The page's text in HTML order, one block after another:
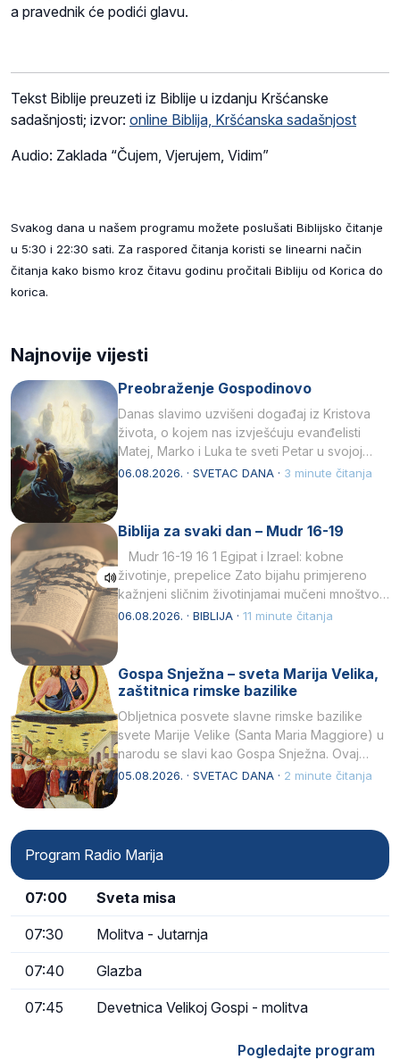
a pravednik će podići glavu.
Tekst Biblije preuzeti iz Biblije u izdanju Kršćanske
sadašnjosti; izvor: online Biblija, Kršćanska sadašnjost
Audio: Zaklada “Čujem, Vjerujem, Vidim”
Svakog dana u našem programu možete poslušati Biblijsko čitanje
u 5:30 i 22:30 sati. Za raspored čitanja koristi se linearni način
čitanja kako bismo kroz čitavu godinu pročitali Bibliju od Korica do
korica.
Najnovije vijesti
Preobraženje Gospodinovo
Danas slavimo uzvišeni događaj iz Kristova
života, o kojem nas izvješćuju evanđelisti
Matej, Marko i Luka te sveti Petar u svojoj
drugoj…
06.08.2026. · SVETAC DANA · 3 minute čitanja
Biblija za svaki dan – Mudr 16-19
Mudr 16-19 16 1 Egipat i Izrael: kobne
životinje, prepelice Zato bijahu primjereno
kažnjeni sličnim životinjamai mučeni mnoštvom
kukaca.2 A narod…
06.08.2026. · BIBLIJA · 11 minute čitanja
Gospa Snježna – sveta Marija Velika,
zaštitnica rimske bazilike
Obljetnica posvete slavne rimske bazilike
svete Marije Velike (Santa Maria Maggiore) u
narodu se slavi kao Gospa Snježna. Ovaj
naziv, Sancta Maria…
05.08.2026. · SVETAC DANA · 2 minute čitanja
Program Radio Marija
07:00 Sveta misa
07:30 Molitva - Jutarnja
07:40 Glazba
07:45 Devetnica Velikoj Gospi - molitva
Pogledajte program